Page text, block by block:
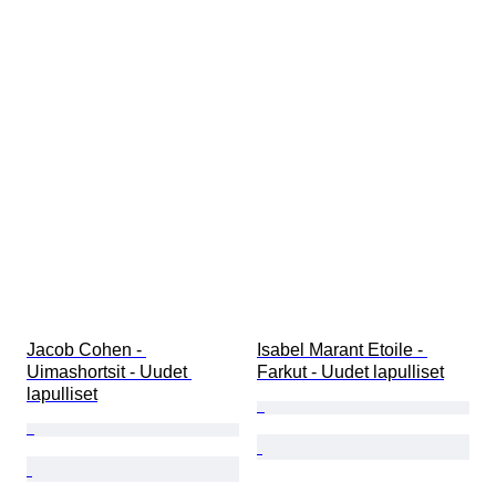
Jacob Cohen -
Uimashortsit - Uudet
lapulliset
Isabel Marant Etoile -
Farkut - Uudet lapulliset